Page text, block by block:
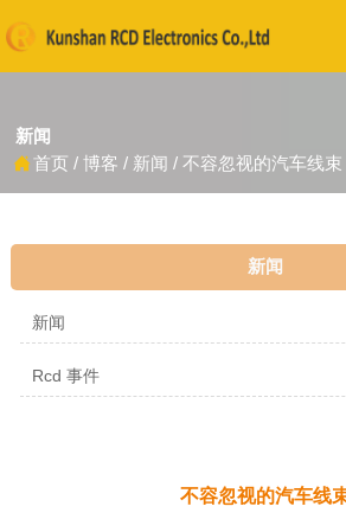
新闻
首页 / 博客 / 新闻 / 不容忽视的汽车线束
新闻
新闻
Rcd 事件
不容忽视的汽车线